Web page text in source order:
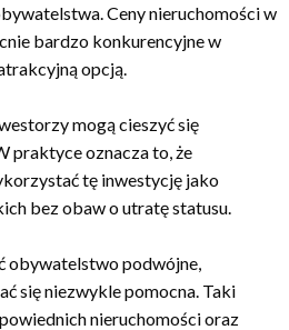
Ceny nieruchomości w
bardzo konkurencyjne w
opcją.
mogą cieszyć się
praktyce oznacza to, że
tę inwestycję jako
bez obaw o utratę statusu.
obywatelstwo podwójne,
się niezwykle pomocna. Taki
nieruchomości oraz